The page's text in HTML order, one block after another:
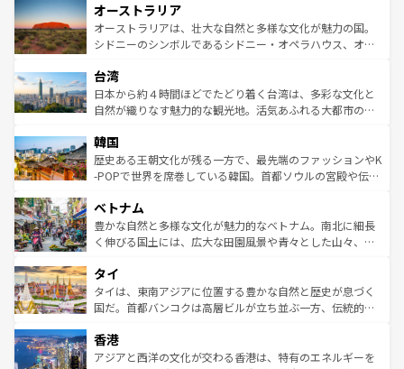
部のニューオーリンズでは、音楽と美食が融合した独特の
文化が魅力。旅行者はアメリカの各地域で異なる魅力を楽
しみながら、その多様性と豊かな歴史を感じることができ
ならではの贅沢な旅のスタイルだ。 なお、新着のアメリカ
情報はコンテンツ一覧を参照してほしい。
ワイ島は見逃せない。また、定番の観光地といえばオアフ
島だが、静かな自然を求めるならマウイ島やカウアイ島が
おすすめ。エメラルドグリーンに輝く海をはじめ、豊かな
れるおもてなしの心で訪れる人々を迎えてくれるハワイの
人々、おいしいローカルフードやハワイアンミュージッ
ク、伝統的なフラダンスなど、すべてがハワイの魅力を彩
ワイを、存分に味わってほしい。 なお、新着のハワイ情報
はコンテンツ一覧を参照してほしい。
オーストラリア
オーストラリアは、壮大な自然と多様な文化が魅力の国。
シドニーのシンボルであるシドニー・オペラハウス、オー
リアリーフや大陸中央部にそびえるウルル（エアーズロッ
ク）、タスマニアの美しい原生林やケアンズの熱帯雨林な
ど、見どころがたくさん。また、カフェやワイン、オージ
いる。アクティビティも充実しており、サーフィンやダイ
ビング、ハイキングなど、アウトドア好きにはたまらな
い。オーストラリアの多彩な魅力を存分に味わいつくそ
参照してほしい。
台湾
日本から約４時間ほどでたどり着く台湾は、多彩な文化と
自然が織りなす魅力的な観光地。活気あふれる大都市の台
ン）、静ひつな山岳地帯である台湾東部など、都市の喧騒
と山間の静けさが共存しており、訪れる人に新しい発見と
驚きをもたらしてくれる。また、奥深い台湾の食文化も魅
容にもいいと評判のスイーツなど、バラエティ豊かな料理
が味わえる。 なお、新着の台湾情報は コンテンツ一覧を参
照してほしい。
韓国
歴史ある王朝文化が残る一方で、最先端のファッションやK
-POPで世界を席巻している韓国。首都ソウルの宮殿や伝統
き、地方に足を延ばせば四季折々の自然美を楽しむことが
できる。そして、キムチや焼肉、絶品のストリートフード
まで、さまざまな韓国料理が待っている。夜には、韓国な
リティに包まれながら、韓国の多彩な魅力を心ゆくまで味
わってみてほしい。 なお、新着の韓国情報はコンテンツ一
覧を参照してほしい。
ベトナム
豊かな自然と多様な文化が魅力的なベトナム。南北に細長
く伸びる国土には、広大な田園風景や青々とした山々、世
急速な発展と共に伝統が息づく。ハノイの古い町並みやホ
ーチミン市のフランス統治時代の建物も、独特の雰囲気を
醸し出している。また、バラエティの豊かさとおいしさで
とつ。フォーやバインミー、ベトナムコーヒーなどは、ぜ
ひ現地で味わいたい。どの地域を訪れてもあたたかい人々
タイ
タイは、東南アジアに位置する豊かな自然と歴史が息づく
国だ。首都バンコクは高層ビルが立ち並ぶ一方、伝統的な
の活気が交差している。北部ではチェンマイなどの山岳地
帯で自然と触れ合い、南部ではプーケットやクラビの美し
香港
アジアと西洋の文化が交わる香港は、特有のエネルギーを